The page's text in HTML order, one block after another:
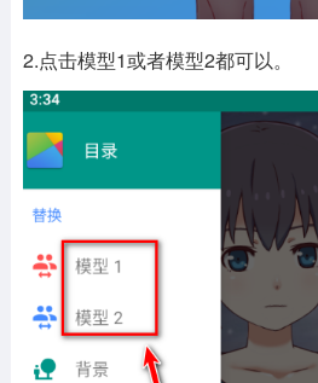
2.点击模型1或者模型2都可以。